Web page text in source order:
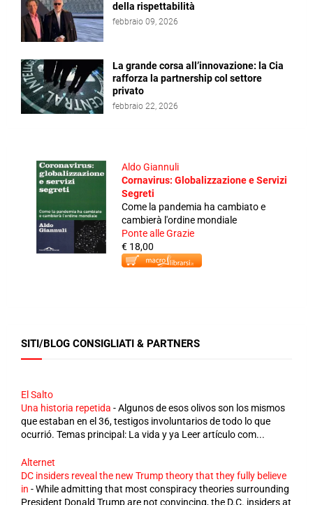
della rispettabilità
febbraio 09, 2026
La grande corsa all’innovazione: la Cia
rafforza la partnership col settore
privato
febbraio 22, 2026
Aldo Giannuli
Cornavirus: Globalizzazione e Servizi
Segreti
Come la pandemia ha cambiato e
cambierà l'ordine mondiale
Ponte alle Grazie
€ 18,00
SITI/BLOG CONSIGLIATI & PARTNERS
El Salto
Una historia repetida -Algunos de esos olivos son los mismos
que estaban en el 36, testigos involuntarios de todo lo que
ocurrió. Temas principal: La vida y ya Leer artículo com...
Alternet
DC insiders reveal the new Trump theory that they fully believe
in -While admitting that most conspiracy theories surrounding
President Donald Trump are not convincing, the D.C. insiders at